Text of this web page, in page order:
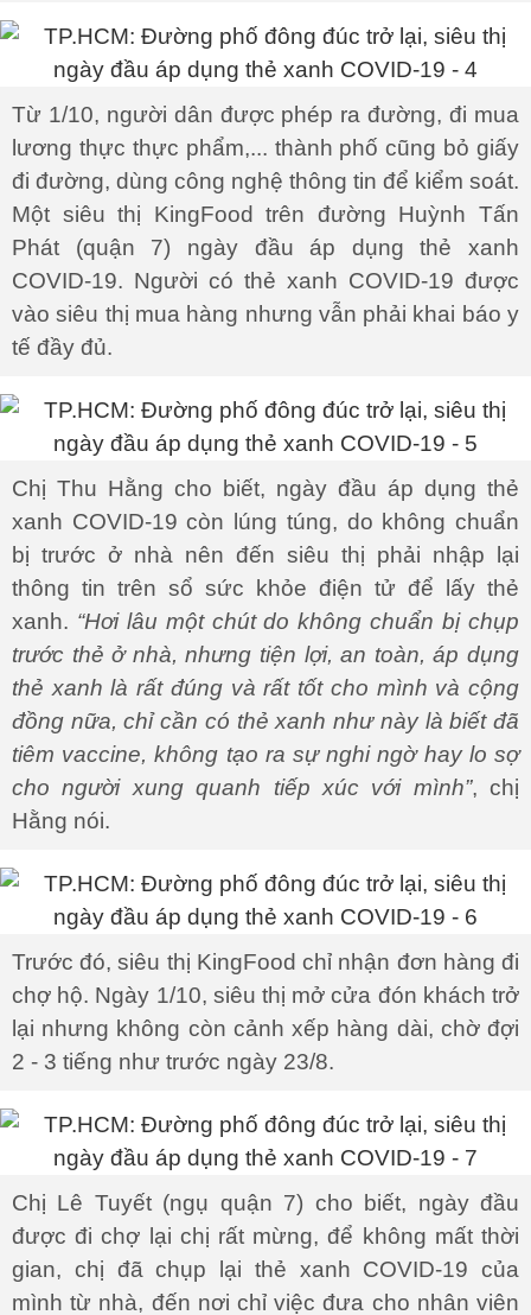
Từ 1/10, người dân được phép ra đường, đi mua
lương thực thực phẩm,... thành phố cũng bỏ giấy
đi đường, dùng công nghệ thông tin để kiểm soát.
Một siêu thị KingFood trên đường Huỳnh Tấn
Phát (quận 7) ngày đầu áp dụng thẻ xanh
COVID-19. Người có thẻ xanh COVID-19 được
vào siêu thị mua hàng nhưng vẫn phải khai báo y
tế đầy đủ.
Chị Thu Hằng cho biết, ngày đầu áp dụng thẻ
xanh COVID-19 còn lúng túng, do không chuẩn
bị trước ở nhà nên đến siêu thị phải nhập lại
thông tin trên sổ sức khỏe điện tử để lấy thẻ
xanh. “Hơi lâu một chút do không chuẩn bị chụp
trước thẻ ở nhà, nhưng tiện lợi, an toàn, áp dụng
thẻ xanh là rất đúng và rất tốt cho mình và cộng
đồng nữa, chỉ cần có thẻ xanh như này là biết đã
tiêm vaccine, không tạo ra sự nghi ngờ hay lo sợ
cho người xung quanh tiếp xúc với mình”, chị
Hằng nói.
Trước đó, siêu thị KingFood chỉ nhận đơn hàng đi
chợ hộ. Ngày 1/10, siêu thị mở cửa đón khách trở
lại nhưng không còn cảnh xếp hàng dài, chờ đợi
2 - 3 tiếng như trước ngày 23/8.
Chị Lê Tuyết (ngụ quận 7) cho biết, ngày đầu
được đi chợ lại chị rất mừng, để không mất thời
gian, chị đã chụp lại thẻ xanh COVID-19 của
mình từ nhà, đến nơi chỉ việc đưa cho nhân viên